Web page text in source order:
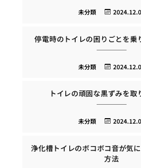
未分類
停電時のトイレの困りごとを乗
未分類
トイレの頑固な黒ずみを取
未分類
浄化槽トイレのボコボコ音が気
方法